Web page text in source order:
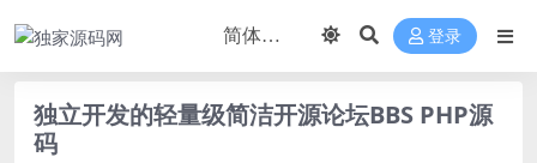
登录
独立开发的轻量级简洁开源论坛BBS PHP源
码